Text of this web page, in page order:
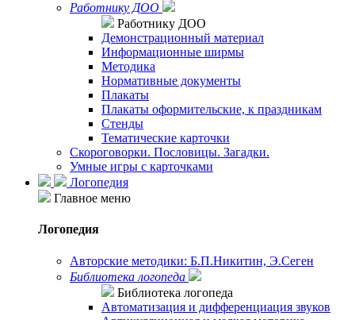
Работнику ДОО
Работнику ДОО
Демонстрационный материал
Информационные ширмы
Методика
Нормативные документы
Плакаты
Плакаты оформительские, к праздникам
Стенды
Тематические карточки
Скороговорки. Пословицы. Загадки.
Умные игры с карточками
Логопедия
Главное меню
Логопедия
Авторские методики: Б.П.Никитин, Э.Сеген
Библиотека логопеда
Библиотека логопеда
Автоматизация и дифференциация звуков